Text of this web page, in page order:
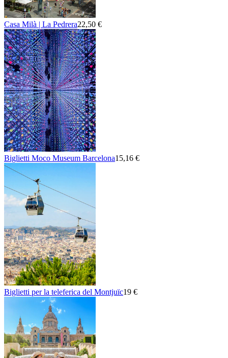
Casa Milà | La Pedrera22,50 €
Biglietti Moco Museum Barcelona15,16 €
Biglietti per la teleferica del Montjuïc19 €